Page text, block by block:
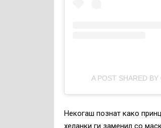
A POST SHARED
Некогаш познат како
хеланки ги заменил со